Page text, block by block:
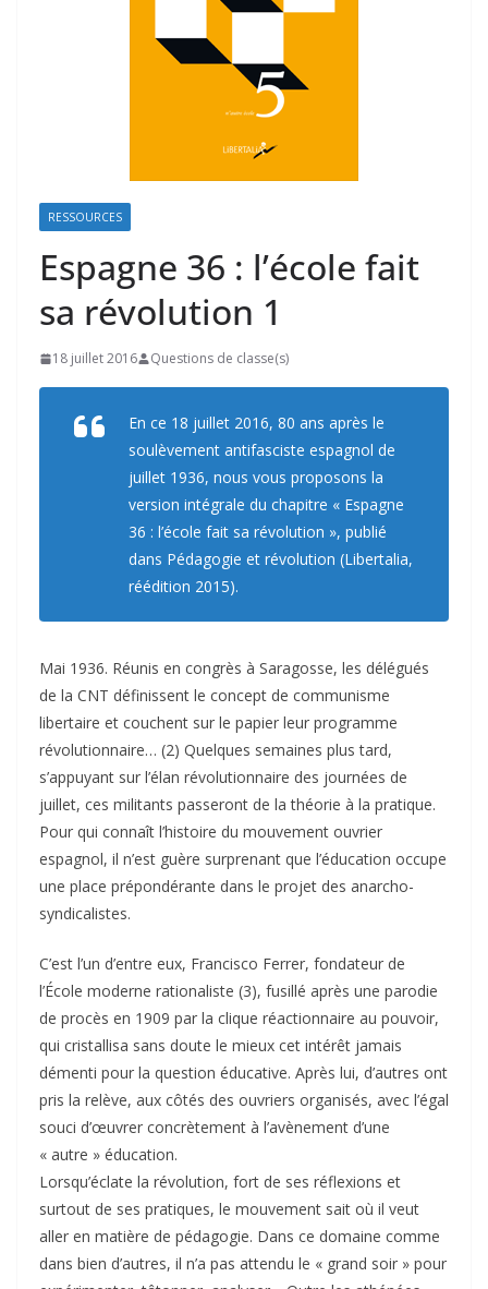
RESSOURCES
Espagne 36 : l’école fait
sa révolution 1
18 juillet 2016 Questions de classe(s)
En ce 18 juillet 2016, 80 ans après le
soulèvement antifasciste espagnol de
juillet 1936, nous vous proposons la
version intégrale du chapitre « Espagne
36 : l’école fait sa révolution », publié
dans Pédagogie et révolution (Libertalia,
réédition 2015).
Mai 1936. Réunis en congrès à Saragosse, les délégués
de la CNT définissent le concept de communisme
libertaire et couchent sur le papier leur programme
révolutionnaire… (2) Quelques semaines plus tard,
s’appuyant sur l’élan révolutionnaire des journées de
juillet, ces militants passeront de la théorie à la pratique.
Pour qui connaît l’histoire du mouvement ouvrier
espagnol, il n’est guère surprenant que l’éducation occupe
une place prépondérante dans le projet des anarcho-
syndicalistes.
C’est l’un d’entre eux, Francisco Ferrer, fondateur de
l’École moderne rationaliste (3), fusillé après une parodie
de procès en 1909 par la clique réactionnaire au pouvoir,
qui cristallisa sans doute le mieux cet intérêt jamais
démenti pour la question éducative. Après lui, d’autres ont
pris la relève, aux côtés des ouvriers organisés, avec l’égal
souci d’œuvrer concrètement à l’avènement d’une
« autre » éducation.
Lorsqu’éclate la révolution, fort de ses réflexions et
surtout de ses pratiques, le mouvement sait où il veut
aller en matière de pédagogie. Dans ce domaine comme
dans bien d’autres, il n’a pas attendu le « grand soir » pour